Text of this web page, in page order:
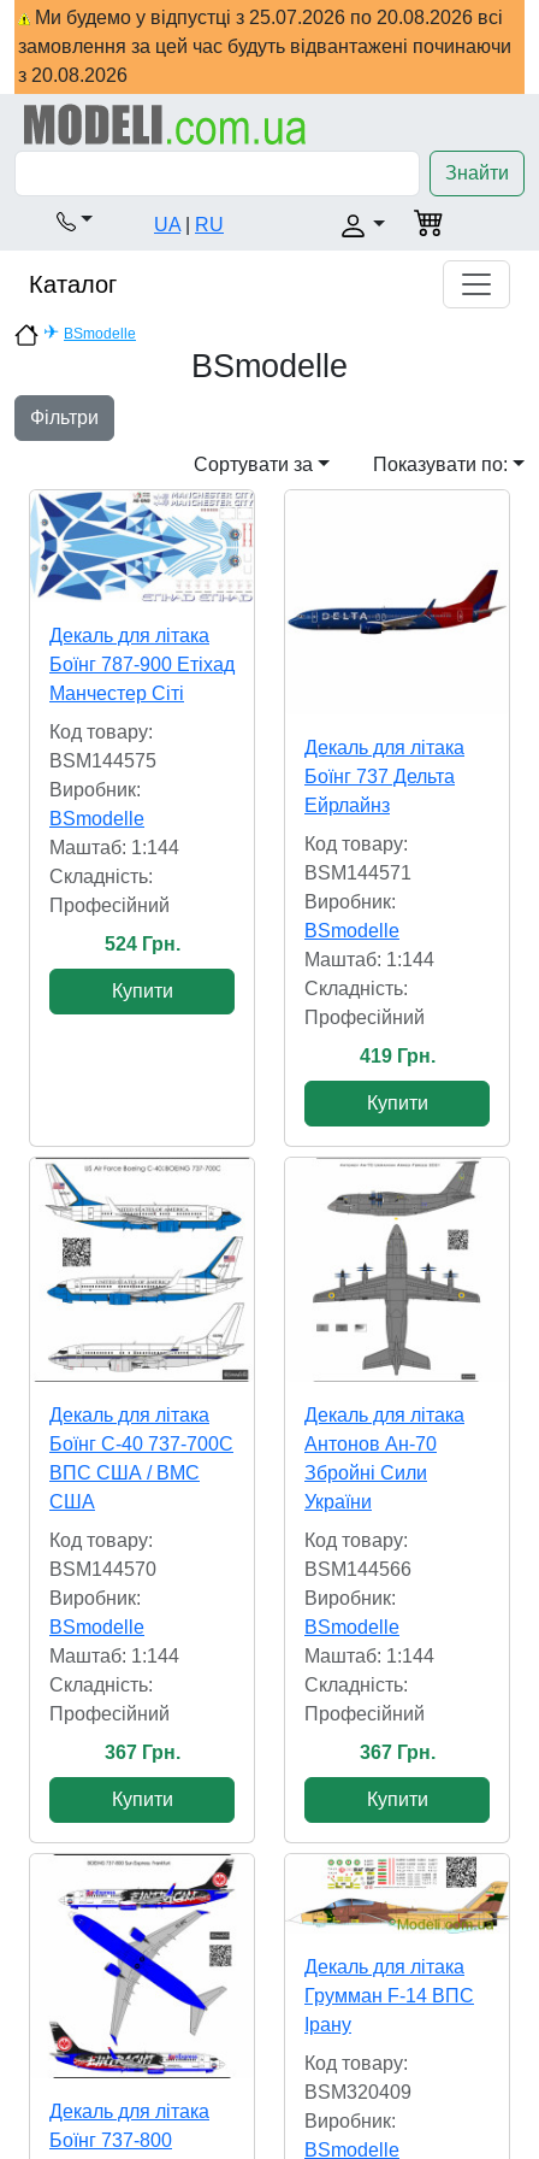
Ми будемо у відпустці з 25.07.2026 по 20.08.2026 всі
замовлення за цей час будуть відвантажені починаючи
з 20.08.2026
Знайти
UA RU
Каталог
✈ BSmodelle
BSmodelle
Фільтри
Сортувати за Показувати по:
Декаль для літака
Боїнг 787-900 Етіхад
Манчестер Сіті
Код товару:
BSM144575
Виробник:
BSmodelle
Маштаб: 1:144
Складність:
Професійний
524 Грн.
Купити
Декаль для літака
Боїнг 737 Дельта
Ейрлайнз
Код товару:
BSM144571
Виробник:
BSmodelle
Маштаб: 1:144
Складність:
Професійний
419 Грн.
Купити
Декаль для літака
Боїнг С-40 737-700С
ВПС США / ВМС
США
Код товару:
BSM144570
Виробник:
BSmodelle
Маштаб: 1:144
Складність:
Професійний
367 Грн.
Купити
Декаль для літака
Антонов Ан-70
Збройні Сили
України
Код товару:
BSM144566
Виробник:
BSmodelle
Маштаб: 1:144
Складність:
Професійний
367 Грн.
Купити
Декаль для літака
Боїнг 737-800
Декаль для літака
Грумман F-14 ВПС
Ірану
Код товару:
BSM320409
Виробник:
BSmodelle